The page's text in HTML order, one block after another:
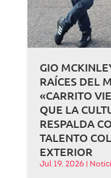
GIO
RAÍCES DEL
«CARRITO
QUE LA
RESPALDA
TALENTO
EXTERIOR
Jul 19, 2026